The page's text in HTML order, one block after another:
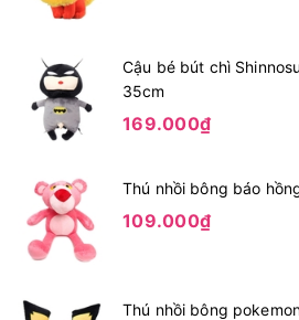
Cậu bé bút chì
35cm
169.000₫
Thú nhồi bông báo
109.000₫
Thú nhồi bông